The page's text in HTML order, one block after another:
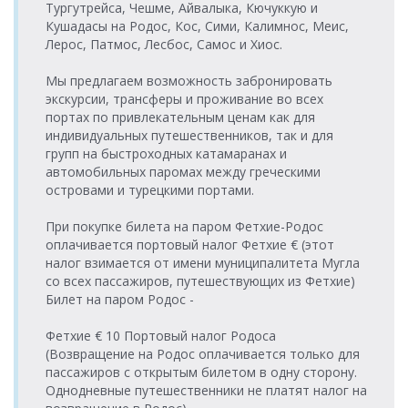
> Порт
Митилини
09:00-10:20
Araçlı Feribot
Порт Айвалык
Митилини
Araçlı Feribot
Порт Айвалык
> Порт
Митилини
12.08.2026 среда
18:00-19:15
Turyol
Feribot
Порт Айвалык
> Порт
Митилини
13.08.2026
четверг
08:45-09:30
Turyol
Katamaran
Порт Айвалык
> Порт
Митилини
13.08.2026
четверг
09:00-10:20
Turyol
Araçlı Feribot
Порт Айвалык
> Порт
13.08.2026
четверг
Turyol
Порт Айвалык
> Порт
Митилини
14.08.2026
пятница
08:45-09:30
Turyol
Порт Айвалык
14.08.2026
Митилини >
Порт Айвалык
воскресенье
18:15-19:35
Turyol
Araçlı Feribot
Порт
Порт Айвалык
10.08.2026
08:40-09:55
Feribot
Порт
Митилини >
Порт Айвалык
10.08.2026
11:30-12:50
Turyol
Araçlı Feribot
Порт
Митилини >
Порт Айвалык
10.08.2026
понедельник
17:45-19:05
Turyol
Araçlı Feribot
Порт
Митилини >
Порт Айвалык
10.08.2026
понедельник
17:45-18:30
Turyol
Katamaran
Порт
Митилини >
11.08.2026
вторник
Порт
Митилини >
Порт Айвалык
11.08.2026
вторник
11:30-12:50
Turyol
Araçlı Feribot
Порт 11.08.2026
Тургутрейса, Чешме, Айвалыка, Кючуккую и
Кушадасы на Родос, Кос, Сими, Калимнос, Меис,
Лерос, Патмос, Лесбос, Самос и Хиос.
Мы предлагаем возможность забронировать
экскурсии, трансферы и проживание во всех
портах по привлекательным ценам как для
индивидуальных путешественников, так и для
групп на быстроходных катамаранах и
автомобильных паромах между греческими
островами и турецкими портами.
При покупке билета на паром Фетхие-Родос
оплачивается портовый налог Фетхие € (этот
налог взимается от имени муниципалитета Мугла
со всех пассажиров, путешествующих из Фетхие)
Билет на паром Родос -
Фетхие € 10 Портовый налог Родоса
(Возвращение на Родос оплачивается только для
пассажиров с открытым билетом в одну сторону.
Однодневные путешественники не платят налог на